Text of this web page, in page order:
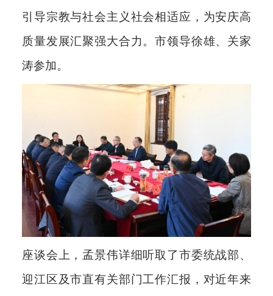
引导宗教与社会主义社会相适应，为安庆高
质量发展汇聚强大合力。市领导徐雄、关家
涛参加。
座谈会上，孟景伟详细听取了市委统战部、
迎江区及市直有关部门工作汇报，对近年来